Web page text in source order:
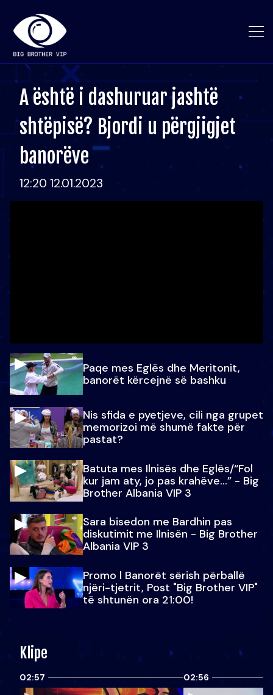
A është i dashuruar jashtë
shtëpisë? Bjordi u përgjigjet
banorëve
12:20 12.01.2023
Paqe mes Eglës dhe Meritonit,
banorët kërcejnë së bashku
Nis sfida e pyetjeve, cili nga grupet
memorizoi më shumë fakte për
pastat?
Batuta mes Ilnisës dhe Eglës/“Fol
kur jam aty, jo pas krahëve…” - Big
Brother Albania VIP 3
Sara bisedon me Bardhin pas
diskutimit me Ilnisën - Big Brother
Albania VIP 3
Promo l Banorët sërish përballë
njëri-tjetrit, Post "Big Brother VIP"
të shtunën ora 21:00!
Klipe
02:57 02:56